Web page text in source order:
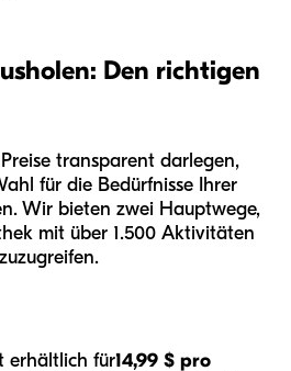
Den richtigen
transparent darlegen,
für die Bedürfnisse Ihrer
Wir bieten zwei Hauptwege,
mit über 1.500 Aktivitäten
erhältlich für14,99 $ pro